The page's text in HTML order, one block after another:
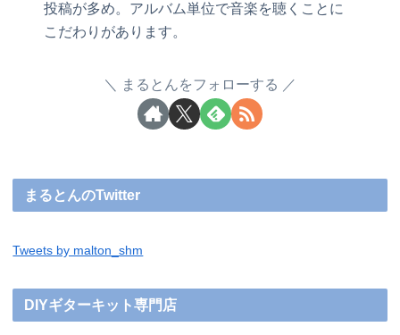
投稿が多め。アルバム単位で音楽を聴くことに
こだわりがあります。
まるとんをフォローする
まるとんのTwitter
Tweets by malton_shm
DIYギターキット専門店